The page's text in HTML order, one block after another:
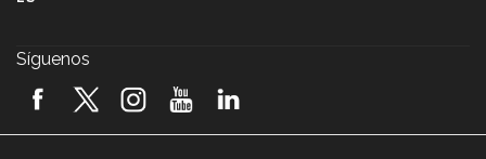
2026! (video)
Síguenos